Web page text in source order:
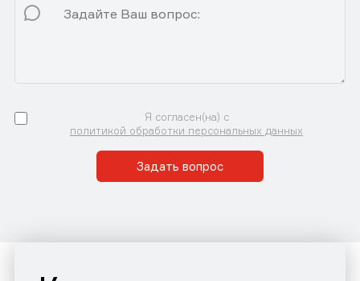
Я согласен(на) с
политикой обработки персональных данных
Задать вопрос